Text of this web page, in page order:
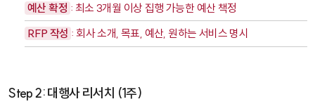
예산 확정 : 최소 3개월 이상 집행 가능한 예산 책정
RFP 작성 : 회사 소개, 목표, 예산, 원하는 서비스 명시
Step 2: 대행사 리서치 (1주)